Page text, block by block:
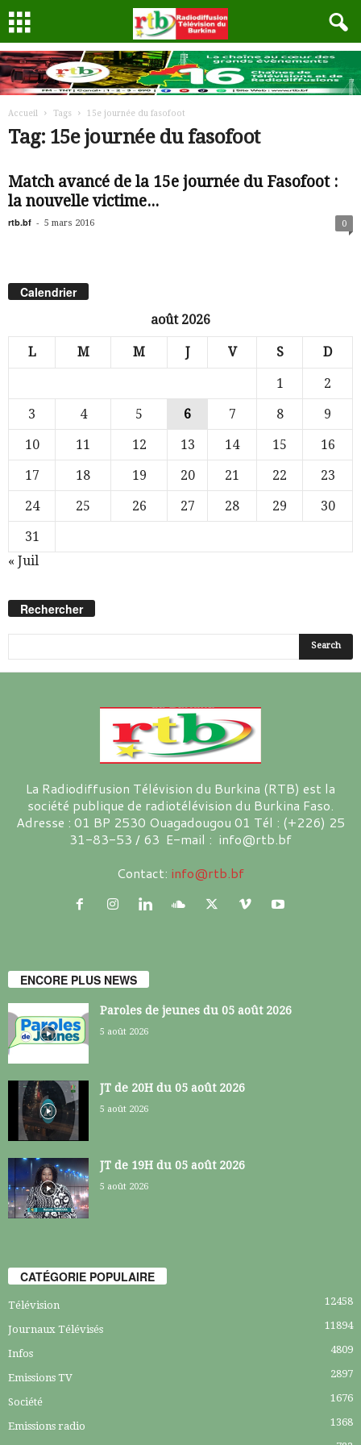
Accueil Tags 15e journée du fasofoot
Tag: 15e journée du fasofoot
Match avancé de la 15e journée du Fasofoot :
la nouvelle victime...
rtb.bf - 5 mars 2016 0
Calendrier
août 2026
L M M J V S D
1
2
3
4 5 6 7 8
9
10
11 12 13 14 15
16
17
18 19 20 21 22
23
24
25 26 27 28 29
30
31
« Juil
Rechercher
La Radiodiffusion Télévision du Burkina (RTB) est la
société publique de radiotélévision du Burkina Faso.
Adresse : 01 BP 2530 Ouagadougou 01 Tél : (+226) 25
31-83-53 / 63 E-mail : info@rtb.bf
Contact: info@rtb.bf
ENCORE PLUS NEWS
Paroles de jeunes du 05 août 2026
5 août 2026
JT de 20H du 05 août 2026
5 août 2026
JT de 19H du 05 août 2026
5 août 2026
CATÉGORIE POPULAIRE
Télévision 12458
Journaux Télévisés 11894
Infos 4809
Emissions TV 2897
Société 1676
Emissions radio 1368